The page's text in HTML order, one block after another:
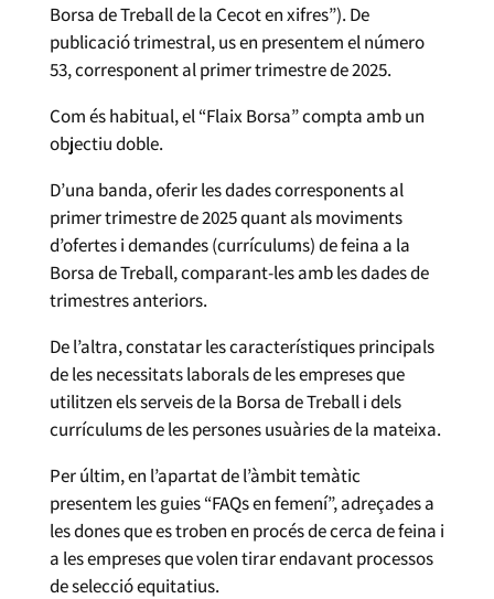
Borsa de Treball de la Cecot en xifres”). De
publicació trimestral, us en presentem el número
53, corresponent al primer trimestre de 2025.
Com és habitual, el “Flaix Borsa” compta amb un
objectiu doble.
D’una banda, oferir les dades corresponents al
primer trimestre de 2025 quant als moviments
d’ofertes i demandes (currículums) de feina a la
Borsa de Treball, comparant-les amb les dades de
trimestres anteriors.
De l’altra, constatar les característiques principals
de les necessitats laborals de les empreses que
utilitzen els serveis de la Borsa de Treball i dels
currículums de les persones usuàries de la mateixa.
Per últim, en l’apartat de l’àmbit temàtic
presentem les guies “FAQs en femení”, adreçades a
les dones que es troben en procés de cerca de feina i
a les empreses que volen tirar endavant processos
de selecció equitatius.